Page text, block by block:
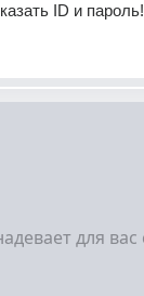
ID и пароль!